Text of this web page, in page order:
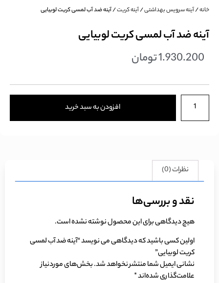
خانه/آینه سرویس بهداشتی/آینه کریت/ آینه ضد آب لمسی کریت لوبیایی
آینه ضد آب لمسی کریت لوبیایی
1.930.200تومان
افزودن به سبد خرید
نظرات (0)
نقد و بررسی‌ها
هیچ دیدگاهی برای این محصول نوشته نشده است.
اولین کسی باشید که دیدگاهی می نویسد “آینه ضد آب لمسی
کریت لوبیایی”
نشانی ایمیل شما منتشر نخواهد شد.بخش‌های موردنیاز
علامت‌گذاری شده‌اند*